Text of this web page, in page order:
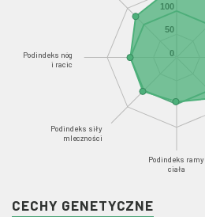
Podindeks ramy
ciała
Podindeks siły
mleczności
Podindeks nóg
i racic
0
50
100
CECHY GENETYCZNE